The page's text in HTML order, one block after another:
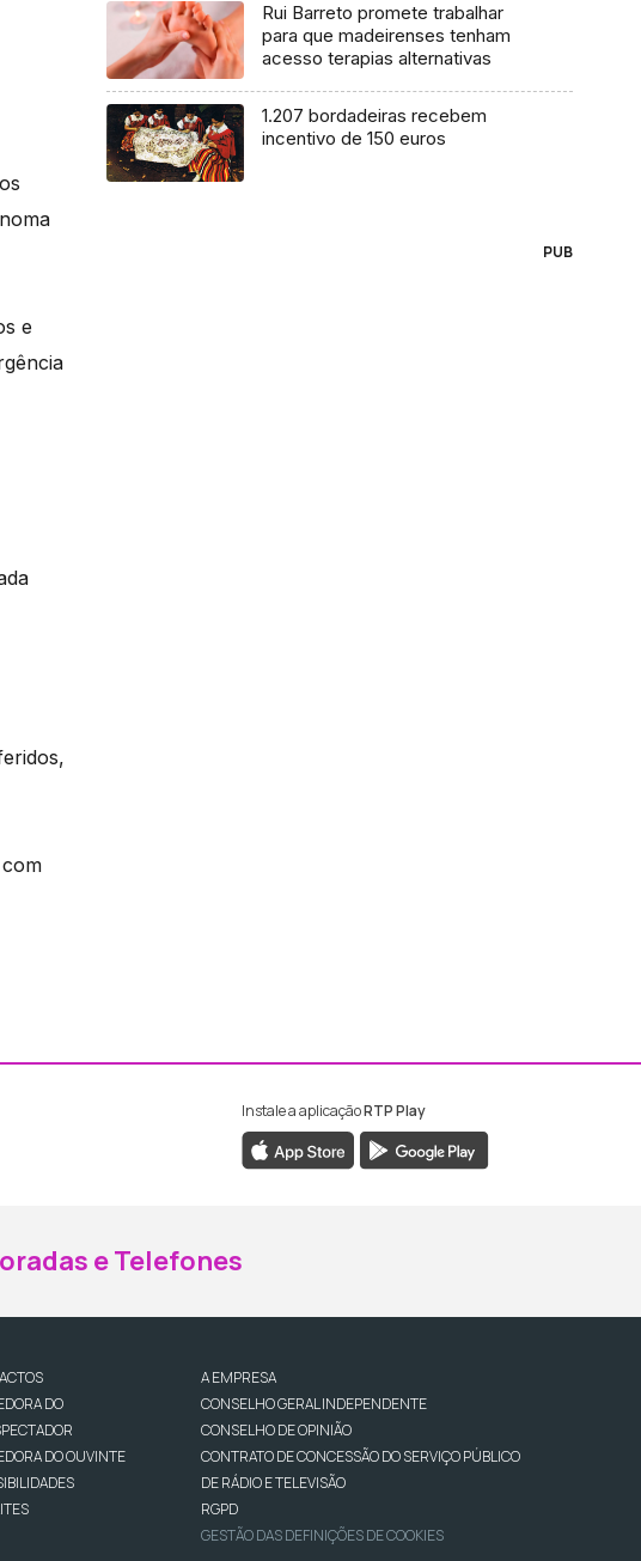
e
Rui Barreto promete trabalhar
para que madeirenses tenham
acesso terapias alternativas
1.207 bordadeiras recebem
incentivo de 150 euros
PUB
ao Facebook da RTP Madeira
ao Instagram da RTP Madeira
Instale a aplicaçãoRTP Play
e Telefones
DO
DO OUVINTE
A EMPRESA
CONSELHO GERAL INDEPENDENTE
CONSELHO DE OPINIÃO
CONTRATO DE CONCESSÃO DO SERVIÇO PÚBLICO
DE RÁDIO E TELEVISÃO
RGPD
GESTÃO DAS DEFINIÇÕES DE COOKIES